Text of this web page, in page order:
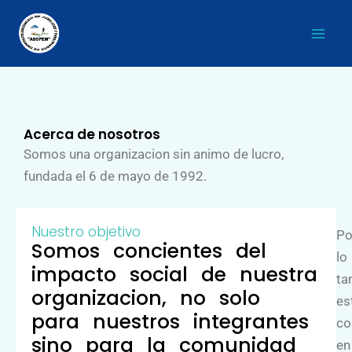
contenido
Acerca de nosotros
Somos una organizacion sin animo de lucro,
fundada el 6 de mayo de 1992.
Nuestro objetivo
Somos concientes del
impacto social de nuestra
organizacion, no solo
para nuestros integrantes
sino para la comunidad
lo
en